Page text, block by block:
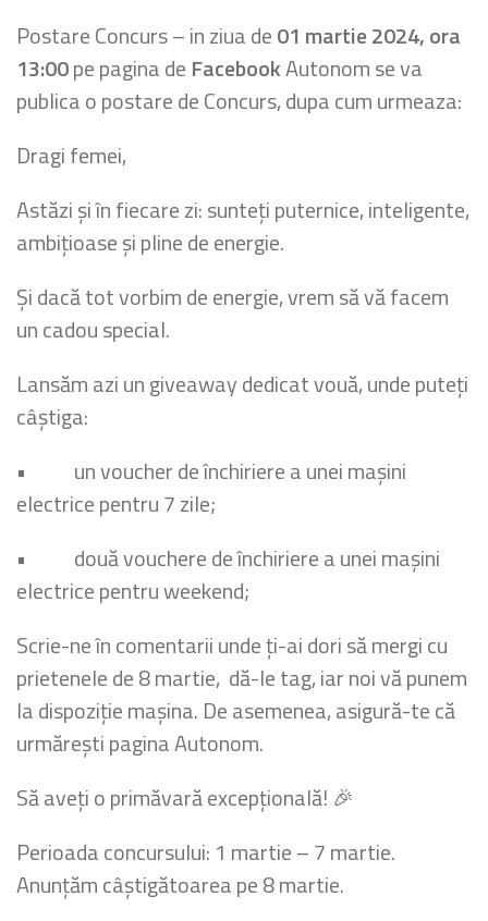
Postare Concurs – in ziua de01 martie 2024, ora
13:00pe pagina de FacebookAutonom se va
publica o postare de Concurs, dupa cum urmeaza:
Dragi femei,
Astăzi și în fiecare zi: sunteți puternice, inteligente,
ambițioase și pline de energie.
Și dacă tot vorbim de energie, vrem să vă facem
un cadou special.
Lansăm azi un giveaway dedicat vouă, unde puteți
câștiga:
• un voucher de închiriere a unei mașini
electrice pentru 7 zile;
• două vouchere de închiriere a unei mașini
electrice pentru weekend;
Scrie-ne în comentarii unde ți-ai dori să mergi cu
prietenele de 8 martie, dă-le tag, iar noi vă punem
la dispoziție mașina. De asemenea, asigură-te că
urmărești pagina Autonom.
Să aveți o primăvară excepțională! 🎉
Perioada concursului: 1 martie – 7 martie.
Anunțăm câștigătoarea pe 8 martie.